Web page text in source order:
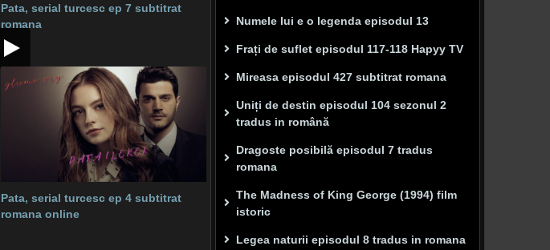
Pata, serial turcesc ep 7 subtitrat
romana
Pata, serial turcesc ep 4 subtitrat
romana online
Numele lui e o legenda episodul 13
Frați de suflet episodul 117-118 Hapyy TV
Mireasa episodul 427 subtitrat romana
Uniți de destin episodul 104 sezonul 2
tradus in română
Dragoste posibilă episodul 7 tradus
romana
The Madness of King George (1994) film
istoric
Legea naturii episodul 8 tradus in romana